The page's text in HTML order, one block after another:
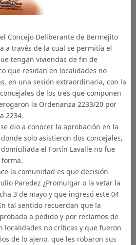
Concejo Deliberante de Bermejito
a través de la cual se permitía el
tengan viviendas de fin de
que residan en localidades no
en una sesión extraordinaria, con la
de los tres que componen
la Ordenanza 2233/20 por
2234.
dio a conocer la aprobación en la
solo asistieron dos concejales,
el Fortín Lavalle no fue
la comunidad es que decisión
Paredez ¿Promulgar o la vetar la
3 de mayo y que ingresó este 04
tal sentido recuerdan que la
a pedido y por reclamos de
localidades no críticas y que fueron
de lo ajeno, que les robaron sus